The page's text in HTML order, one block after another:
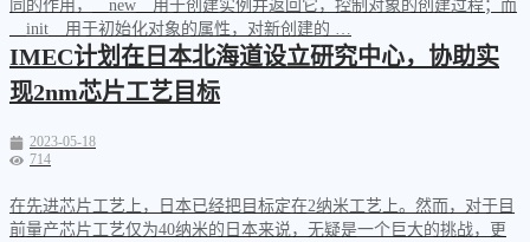
同的作用，__new__用于创建实例并返回它，控制对象的创建过程；而
__init__用于初始化对象的属性，对新创建的 …
IMEC计划在日本北海道设立研究中心，协助实
现2nm芯片工艺目标
2023-05-18
714
在先进芯片工艺上，日本已经把目标定在2纳米工艺上。然而，对于目
前量产芯片工艺仅为40纳米的日本来说，无疑是一个巨大的挑战，更